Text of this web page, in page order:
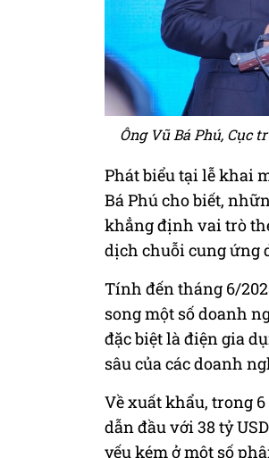
Ông Vũ Bá Phú, Cục
Phát biểu tại lễ khai
Bá Phú cho biết,
khẳng định vai trò
dịch chuỗi cung ứng
Tính đến tháng 6/
song một số doanh
đặc biệt là điện gia
sâu của các doanh
Về xuất khẩu, trong
dẫn đầu với 38 tỷ
yếu kém ở một số